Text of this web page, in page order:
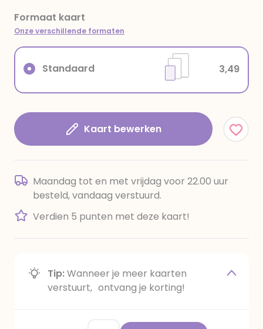
Formaat kaart
Onze verschillende formaten
Standaard 3,49
Kaart bewerken
Maandag tot en met vrijdag voor 22.00 uur
besteld, vandaag verstuurd.
Verdien 5 punten met deze kaart!
Tip:Wanneer je meer kaarten
verstuurt, ontvang je korting!